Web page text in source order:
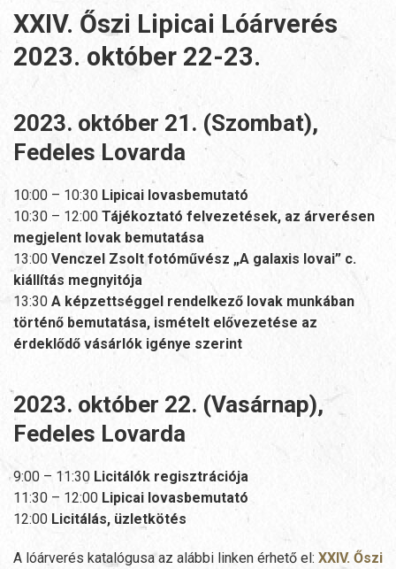
XXIV. Őszi Lipicai Lóárverés
2023. október 22-23.
2023. október 21. (Szombat),
Fedeles Lovarda
10:00 – 10:30 Lipicai lovasbemutató
10:30 – 12:00 Tájékoztató felvezetések, az árverésen
megjelent lovak bemutatása
13:00 Venczel Zsolt fotóművész „A galaxis lovai” c.
kiállítás megnyitója
13:30 A képzettséggel rendelkező lovak munkában
történő bemutatása, ismételt elővezetése az
érdeklődő vásárlók igénye szerint
2023. október 22. (Vasárnap),
Fedeles Lovarda
9:00 – 11:30 Licitálók regisztrációja
11:30 – 12:00 Lipicai lovasbemutató
12:00 Licitálás, üzletkötés
A lóárverés katalógusa az alábbi linken érhető el: XXIV. Őszi